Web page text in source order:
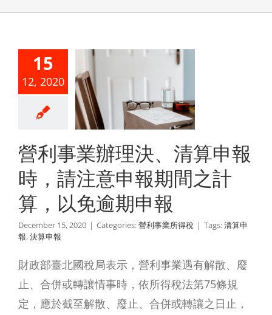
15
12, 2020
、清算
時，請
報期
算，
逾期申
報
事業所得稅
營利事業辦理決、清算申報
時，請注意申報期間之計
算，以免逾期申報
December 15, 2020 | Categories:營利事業所得稅 | Tags:清算申
報,決算申報
財政部臺北國稅局表示，營利事業遇有解散、廢
止、合併或轉讓情事時，依所得稅法第75條規
定，應於截至解散、廢止、合併或轉讓之日止，